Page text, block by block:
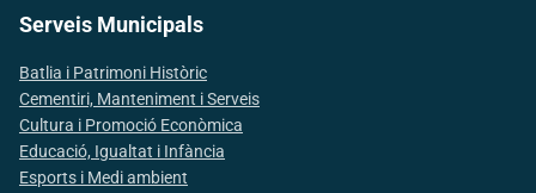
Serveis Municipals
Batlia i Patrimoni Històric
Cementiri, Manteniment i Serveis
Cultura i Promoció Econòmica
Educació, Igualtat i Infància
Esports i Medi ambient